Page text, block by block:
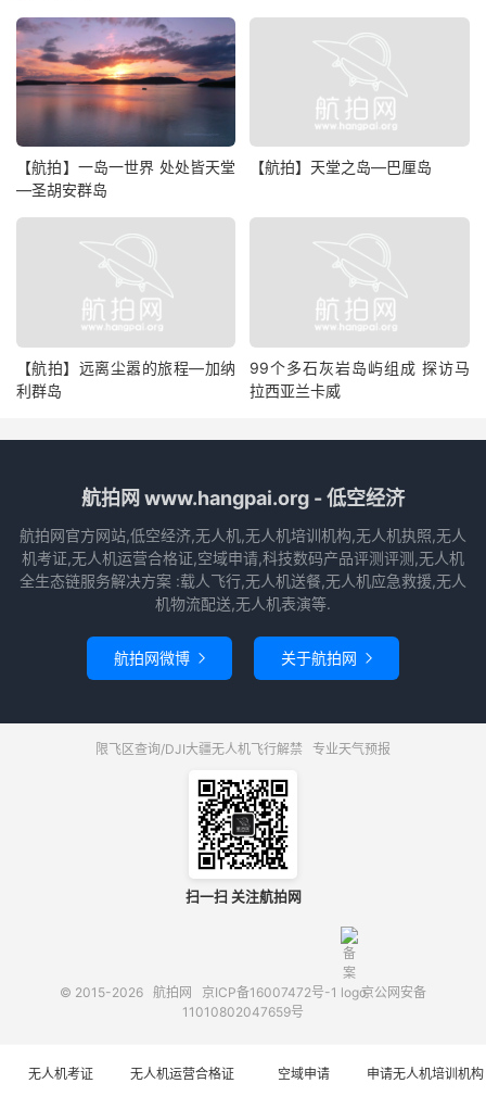
【航拍】一岛一世界 处处皆天堂
—圣胡安群岛
【航拍】天堂之岛—巴厘岛
【航拍】远离尘嚣的旅程—加纳
利群岛
99个多石灰岩岛屿组成 探访马
拉西亚兰卡威
航拍网 www.hangpai.org - 低空经济
航拍网官方网站,低空经济,无人机,无人机培训机构,无人机执照,无人
机考证,无人机运营合格证,空域申请,科技数码产品评测评测,无人机
全生态链服务解决方案 :载人飞行,无人机送餐,无人机应急救援,无人
机物流配送,无人机表演等.
航拍网微博  关于航拍网 
限飞区查询/DJI大疆无人机飞行解禁 专业天气预报
扫一扫 关注航拍网
© 2015-2026 航拍网 京ICP备16007472号-1
京公网安备
11010802047659号
无人机考证 无人机运营合格证 空域申请 申请无人机培训机构